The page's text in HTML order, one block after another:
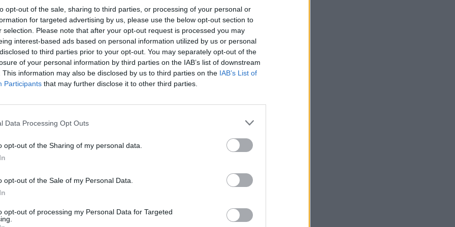
opt-out of the sale, sharing to third parties, or processing of your personal or
for targeted advertising by us, please use the below opt-out section to
selection. Please note that after your opt-out request is processed you may
interest-based ads based on personal information utilized by us or personal
to third parties prior to your opt-out. You may separately opt-out of the
of your personal information by third parties on the IAB’s list of downstream
This information may also be disclosed by us to third parties on the IAB’s List of
Participants that may further disclose it to other third parties.
Data Processing Opt Outs
opt-out of the Sharing of my personal data.
opt-out of the Sale of my Personal Data.
opt-out of processing my Personal Data for Targeted
y Cástaras
Gasto 5l/100km Gasto 7l/100km
28l. - 0,00€ 39l. - 0,00€ 56l.- 0,00€